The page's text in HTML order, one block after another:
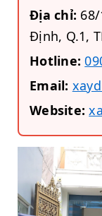
Địa chỉ:
Định, Q.1,
Hotline:
Email:
Website: